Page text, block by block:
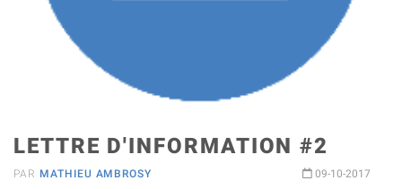
LETTRE D'INFORMATION #2
PAR MATHIEU AMBROSY 09-10-2017